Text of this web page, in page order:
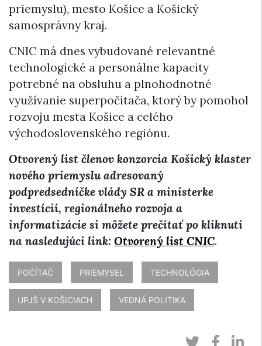
priemyslu), mesto Košice a Košický
samosprávny kraj.
CNIC má dnes vybudované relevantné
technologické a personálne kapacity
potrebné na obsluhu a plnohodnotné
využívanie superpočítača, ktorý by pomohol
rozvoju mesta Košice a celého
východoslovenského regiónu.
Otvorený list členov konzorcia Košický klaster
nového priemyslu adresovaný
podpredsedníčke vlády SR a ministerke
investícií, regionálneho rozvoja a
informatizácie si môžete prečítať po kliknutí
na nasledujúci link: Otvorený list CNIC.
POČÍTAČ PRIEMYSEL TECHNOLÓGIA
UPJŠ V KOŠICIACH VEDNÁ POLITIKA